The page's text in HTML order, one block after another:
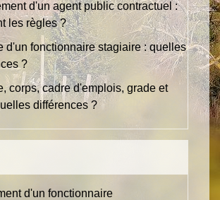
d'un agent public contractuel :
les règles ?
d'un fonctionnaire stagiaire : quelles
?
corps, cadre d'emplois, grade et
différences ?
d'un fonctionnaire